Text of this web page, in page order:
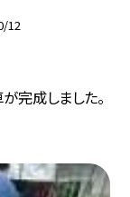
12
完成しました。